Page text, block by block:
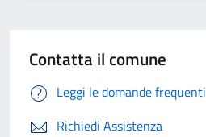
Contatta il comune
Leggi le domande frequenti
Richiedi Assistenza